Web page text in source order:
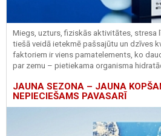
Miegs, uzturs, fiziskās aktivitātes, stresa
tiešā veidā ietekmē pašsajūtu un dzīves
faktoriem ir viens pamatelements, ko
par zemu – pietiekama organisma
JAUNA SEZONA – JAUNA
NEPIECIEŠAMS PAVASARĪ